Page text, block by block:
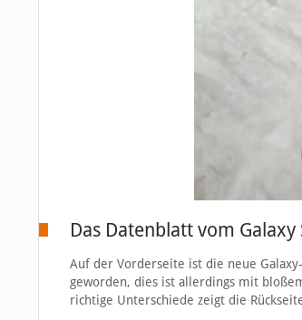
Das Datenblatt vom Galaxy
Auf der Vorderseite ist die neue
geworden, dies ist allerdings mit
richtige Unterschiede zeigt die